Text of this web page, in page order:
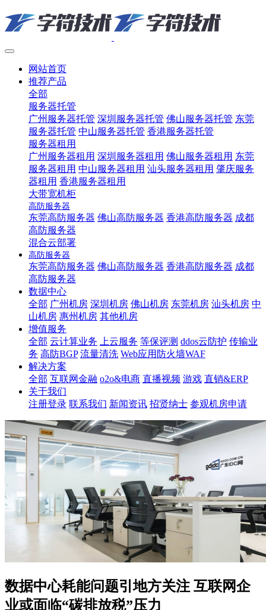
网站首页
推荐产品
全部
服务器托管
广州服务器托管 深圳服务器托管 佛山服务器托管 东莞
服务器托管 中山服务器托管 香港服务器托管
服务器租用
广州服务器租用 深圳服务器租用 佛山服务器租用 东莞
服务器租用 中山服务器租用 汕头服务器租用 肇庆服务
器租用 香港服务器租用
大带宽机柜
高防服务器
东莞高防服务器 佛山高防服务器 香港高防服务器 成都
高防服务器
混合云部署
高防服务器
东莞高防服务器 佛山高防服务器 香港高防服务器 成都
高防服务器
数据中心
全部 广州机房 深圳机房 佛山机房 东莞机房 汕头机房 中
山机房 惠州机房 其他机房
增值服务
全部 云计算业务 上云服务 等保评测 ddos云防护 传输业
务 高防BGP 流量清洗 Web应用防火墙WAF
解决方案
全部 互联网金融 o2o&电商 直播视频 游戏 直销&ERP
关于我们
注册登录 联系我们 新闻资讯 招贤纳士 参观机房申请
数据中心耗能问题引地方关注 互联网企
业或面临“碳排放税”压力